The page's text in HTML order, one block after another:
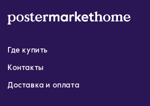
Где купить
Контакты
Доставка и оплата